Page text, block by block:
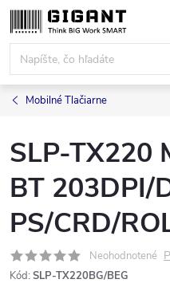
Prejsť
na
obsah
Mobilné Tlačiarne
SLP-TX220
BT 203DPI/
PS/CRD/
Neohodnotené
Kód: SLP-TX220BG/BEG